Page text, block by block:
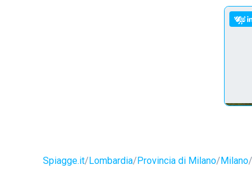
Spiagge.it Lombardia Provincia di Milano Milano